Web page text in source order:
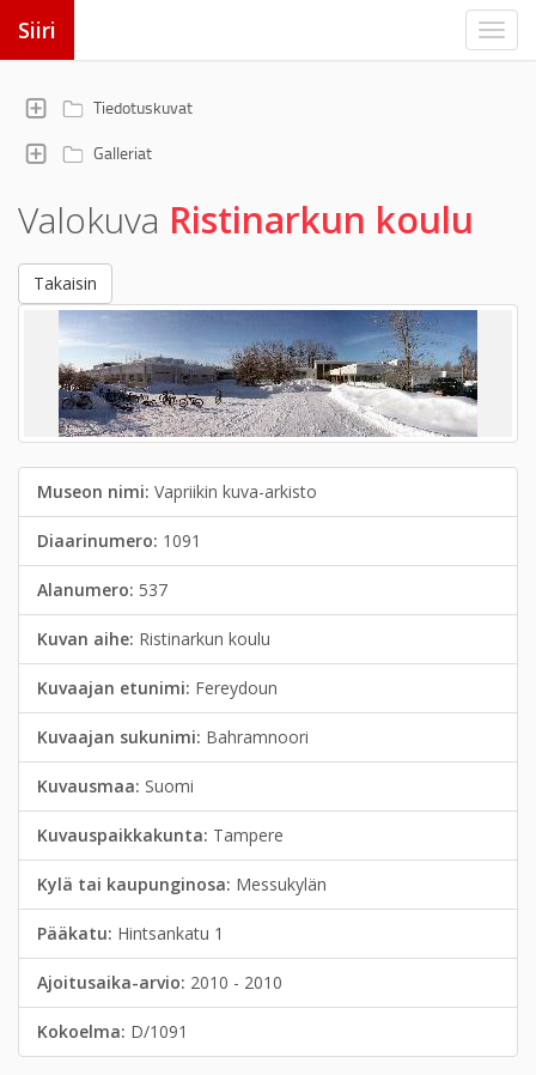
Siiri
Tiedotuskuvat
Galleriat
Valokuva Ristinarkun koulu
Takaisin
Museon nimi: Vapriikin kuva-arkisto
Diaarinumero: 1091
Alanumero: 537
Kuvan aihe: Ristinarkun koulu
Kuvaajan etunimi: Fereydoun
Kuvaajan sukunimi: Bahramnoori
Kuvausmaa: Suomi
Kuvauspaikkakunta: Tampere
Kylä tai kaupunginosa: Messukylän
Pääkatu: Hintsankatu 1
Ajoitusaika-arvio: 2010 - 2010
Kokoelma: D/1091